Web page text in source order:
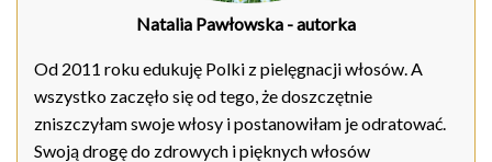
Natalia Pawłowska - autorka
Od 2011 roku edukuję Polki z pielęgnacji włosów. A
wszystko zaczęło się od tego, że doszczętnie
zniszczyłam swoje włosy i postanowiłam je odratować.
Swoją drogę do zdrowych i pięknych włosów